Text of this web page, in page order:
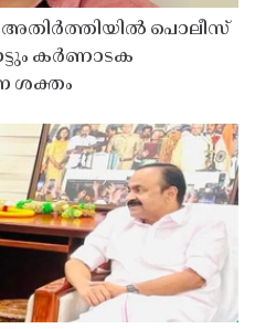
പൊലീസ്
കർണാടക
ശക്തം